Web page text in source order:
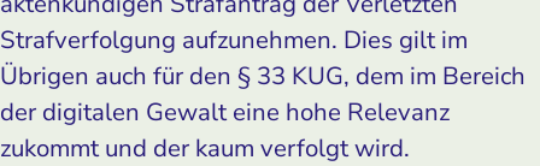
Strafverfolgung aufzunehmen. Dies gilt im
Übrigen auch für den § 33 KUG, dem im Bereich
der digitalen Gewalt eine hohe Relevanz
zukommt und der kaum verfolgt wird.